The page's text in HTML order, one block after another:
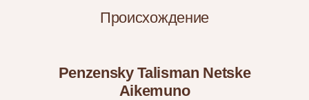
Происхождение
Penzensky Talisman Netske
Aikemuno